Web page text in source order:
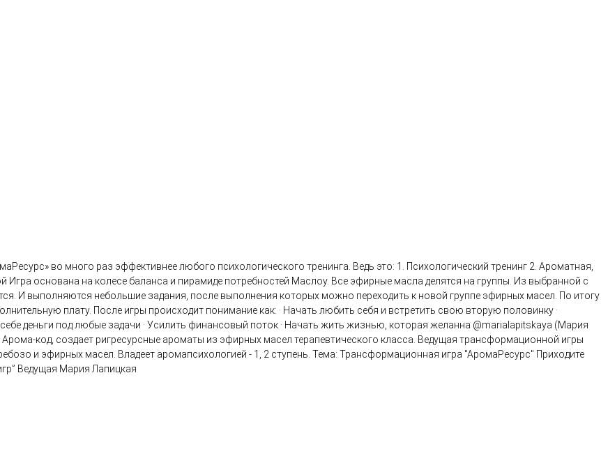
во много раз эффективнее любого психологического тренинга. Ведь это: 1. Психологический тренинг 2. Ароматная,
основана на колесе баланса и пирамиде потребностей Маслоу. Все эфирные масла делятся на группы. Из выбранной с
И выполняются небольшие задания, после выполнения которых можно переходить к новой группе эфирных масел. По итогу
плату. После игры происходит понимание как: · Начать любить себя и встретить свою вторую половинку ·
деньги под любые задачи · Усилить финансовый поток · Начать жить жизнью, которая желанна @marialapitskaya (Мария
код, создает ригресурсные ароматы из эфирных масел терапевтического класса. Ведущая трансформационной игры
и эфирных масел. Владеет аромапсихологией - 1, 2 ступень. Тема: Трансформационная игра "АромаРесурс" Приходите
Ведущая Мария Лапицкая